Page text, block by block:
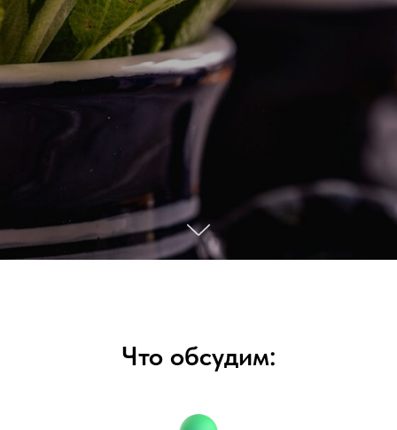
Что обсудим: